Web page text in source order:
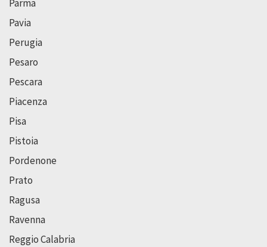
Parma
Pavia
Perugia
Pesaro
Pescara
Piacenza
Pisa
Pistoia
Pordenone
Prato
Ragusa
Ravenna
Reggio Calabria